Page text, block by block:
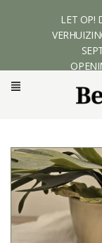
LET OP!